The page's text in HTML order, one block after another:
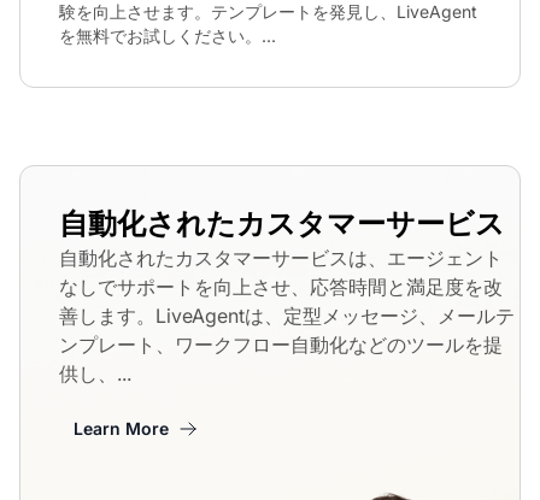
験を向上させます。テンプレートを発見し、LiveAgent
を無料でお試しください。...
自動化されたカスタマーサービス
自動化されたカスタマーサービスは、エージェント
なしでサポートを向上させ、応答時間と満足度を改
善します。LiveAgentは、定型メッセージ、メールテ
ンプレート、ワークフロー自動化などのツールを提
供し、...
Learn More